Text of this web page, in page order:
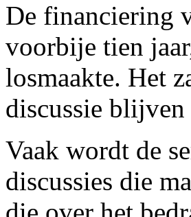
De financiering
voorbije tien
losmaakte. Het
discussie blijven
Vaak wordt de
discussies die